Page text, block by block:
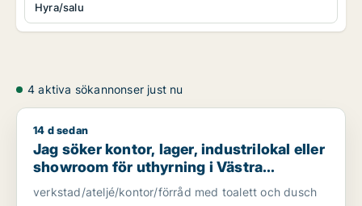
Hyra/salu
4 aktiva sökannonser just nu
Jag söker kontor, lager, industrilokal eller showroom för
14 d sedan
Jag söker kontor, lager, industrilokal eller
showroom för uthyrning i Västra
Götaland
verkstad/ateljé/kontor/förråd med toalett och dusch